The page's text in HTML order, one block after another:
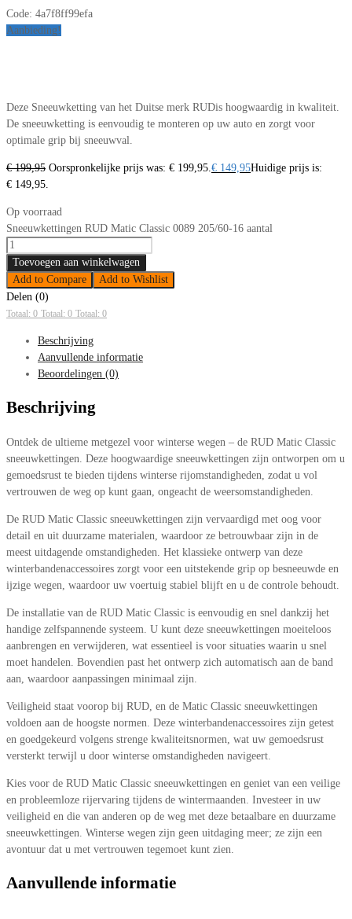
Code: 4a7f8ff99efa
Aanbieding!
Deze Sneeuwketting van het Duitse merk RUDis hoogwaardig in kwaliteit.
De sneeuwketting is eenvoudig te monteren op uw auto en zorgt voor
optimale grip bij sneeuwval.
€199,95 Oorspronkelijke prijs was: € 199,95. € 149,95Huidige prijs is:
€ 149,95.
Op voorraad
Sneeuwkettingen RUD Matic Classic 0089 205/60-16 aantal
Toevoegen aan winkelwagen
Add to Compare
Add to Wishlist
Delen (0)
Totaal: 0 Totaal: 0 Totaal: 0
Beschrijving
Aanvullende informatie
Beoordelingen (0)
Beschrijving
Ontdek de ultieme metgezel voor winterse wegen – de RUD Matic Classic
sneeuwkettingen. Deze hoogwaardige sneeuwkettingen zijn ontworpen om u
gemoedsrust te bieden tijdens winterse rijomstandigheden, zodat u vol
vertrouwen de weg op kunt gaan, ongeacht de weersomstandigheden.
De RUD Matic Classic sneeuwkettingen zijn vervaardigd met oog voor
detail en uit duurzame materialen, waardoor ze betrouwbaar zijn in de
meest uitdagende omstandigheden. Het klassieke ontwerp van deze
winterbandenaccessoires zorgt voor een uitstekende grip op besneeuwde en
ijzige wegen, waardoor uw voertuig stabiel blijft en u de controle behoudt.
De installatie van de RUD Matic Classic is eenvoudig en snel dankzij het
handige zelfspannende systeem. U kunt deze sneeuwkettingen moeiteloos
aanbrengen en verwijderen, wat essentieel is voor situaties waarin u snel
moet handelen. Bovendien past het ontwerp zich automatisch aan de band
aan, waardoor aanpassingen minimaal zijn.
Veiligheid staat voorop bij RUD, en de Matic Classic sneeuwkettingen
voldoen aan de hoogste normen. Deze winterbandenaccessoires zijn getest
en goedgekeurd volgens strenge kwaliteitsnormen, wat uw gemoedsrust
versterkt terwijl u door winterse omstandigheden navigeert.
Kies voor de RUD Matic Classic sneeuwkettingen en geniet van een veilige
en probleemloze rijervaring tijdens de wintermaanden. Investeer in uw
veiligheid en die van anderen op de weg met deze betaalbare en duurzame
sneeuwkettingen. Winterse wegen zijn geen uitdaging meer; ze zijn een
avontuur dat u met vertrouwen tegemoet kunt zien.
Aanvullende informatie